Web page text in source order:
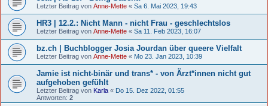
Letzter Beitrag von Anne-Mette « Sa 6. Mai 2023, 19:43
HR3 | 12.2.: Nicht Mann - nicht Frau - geschlechtslos
Letzter Beitrag von Anne-Mette « Sa 11. Feb 2023, 16:07
bz.ch | Buchblogger Josia Jourdan über queere Vielfalt
Letzter Beitrag von Anne-Mette « Mo 23. Jan 2023, 10:39
Jamie ist nicht-binär und trans* - von Ärzt*innen nicht gut
aufgehoben gefühlt
Letzter Beitrag von Karla « Do 15. Dez 2022, 01:55
Antworten: 2